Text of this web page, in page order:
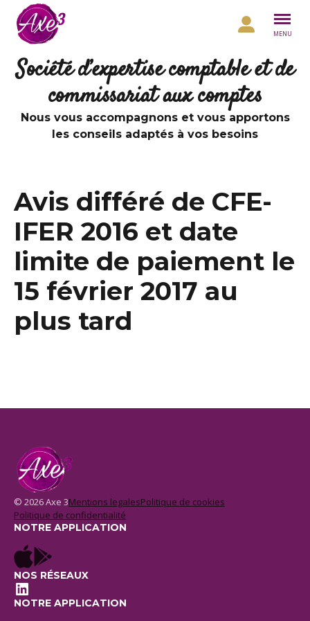
Aller au contenu
MENU
Société d’expertise comptable et de
commissariat aux comptes
Nous vous accompagnons et vous apportons
les conseils adaptés à vos besoins
Avis différé de CFE-
IFER 2016 et date
limite de paiement le
15 février 2017 au
plus tard
© 2026 Axe 3Mentions legalesPolitique de cookies
Politique de confidentialité
NOTRE APPLICATION
NOS RÉSEAUX
LinkedIn
NOTRE APPLICATION